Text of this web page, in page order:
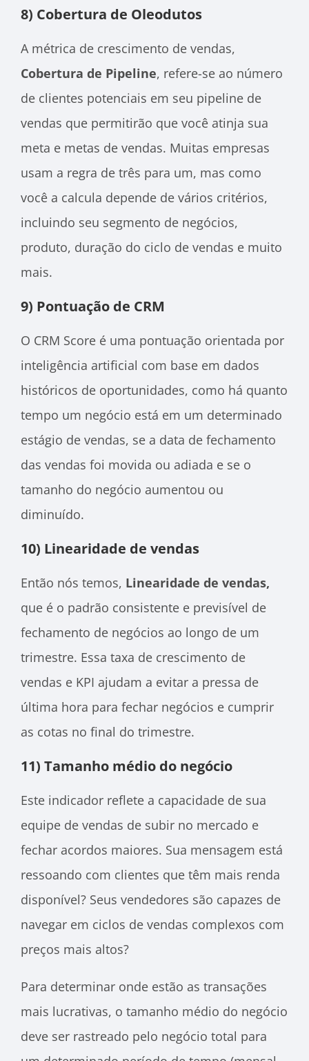
8) Cobertura de Oleodutos
A métrica de crescimento de vendas,
Cobertura de Pipeline, refere-se ao número
de clientes potenciais em seu pipeline de
vendas que permitirão que você atinja sua
meta e metas de vendas. Muitas empresas
usam a regra de três para um, mas como
você a calcula depende de vários critérios,
incluindo seu segmento de negócios,
produto, duração do ciclo de vendas e muito
mais.
9) Pontuação de CRM
O CRM Score é uma pontuação orientada por
inteligência artificial com base em dados
históricos de oportunidades, como há quanto
tempo um negócio está em um determinado
estágio de vendas, se a data de fechamento
das vendas foi movida ou adiada e se o
tamanho do negócio aumentou ou
diminuído.
10) Linearidade de vendas
Então nós temos, Linearidade de vendas,
que é o padrão consistente e previsível de
fechamento de negócios ao longo de um
trimestre. Essa taxa de crescimento de
vendas e KPI ajudam a evitar a pressa de
última hora para fechar negócios e cumprir
as cotas no final do trimestre.
11) Tamanho médio do negócio
Este indicador reflete a capacidade de sua
equipe de vendas de subir no mercado e
fechar acordos maiores. Sua mensagem está
ressoando com clientes que têm mais renda
disponível? Seus vendedores são capazes de
navegar em ciclos de vendas complexos com
preços mais altos?
Para determinar onde estão as transações
mais lucrativas, o tamanho médio do negócio
deve ser rastreado pelo negócio total para